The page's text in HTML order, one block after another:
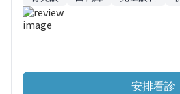
安排看診